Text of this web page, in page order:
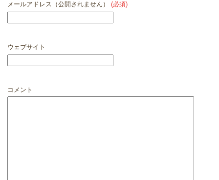
メールアドレス（公開されません） (必須)
ウェブサイト
コメント